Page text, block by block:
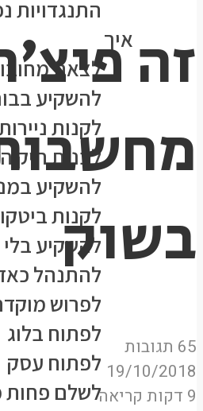
התנגדויות
איך
לצאת
להשקיע
לקנות
לבנות תיק
להשקיע
לקנות
להשקיע
להתנהל
לפרוש
לפתוח בלוג
לפתוח עסק
לשלם פחות
בשוק
65 תגובות
19/10/2018
9 דקות קריאה